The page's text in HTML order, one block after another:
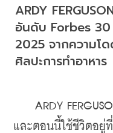
ARDY
อันดับ Forbes 30
2025 จากความโด
ศิลปะการทำอาหาร
ARDY
และตอนนี้ใช้ชีวิตอยู่